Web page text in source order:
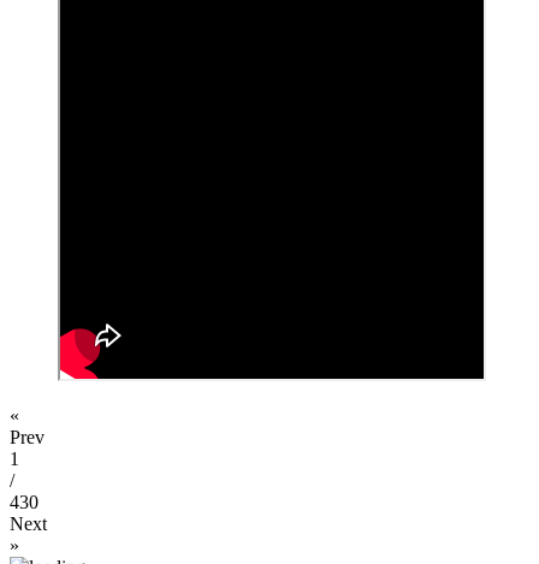
«
Prev
1
/
430
Next
»